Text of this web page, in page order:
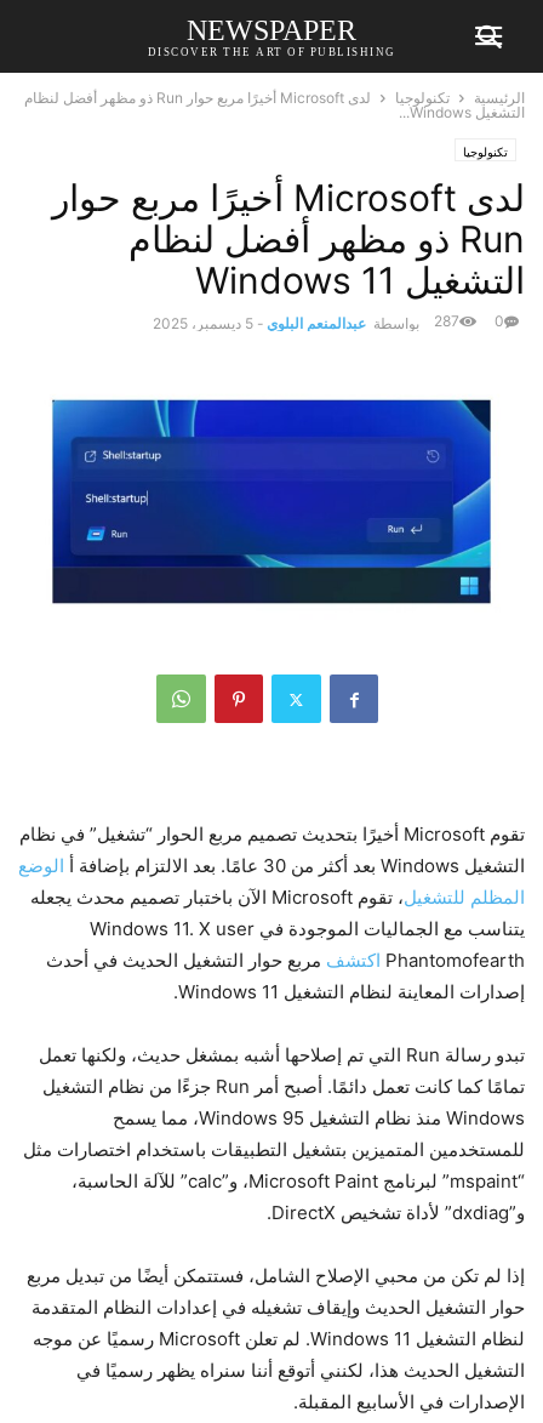
NEWSPAPER
DISCOVER THE ART OF PUBLISHING
الرئيسية تكنولوجيا
لدى Microsoft أخيرًا مربع حوار Run ذو مظهر أفضل لنظام
التشغيل Windows...
تكنولوجيا
لدى Microsoft أخيرًا مربع حوار
Run ذو مظهر أفضل لنظام
التشغيل Windows 11
بواسطة عبدالمنعم البلوي - 5 ديسمبر، 2025 0
287
تقوم Microsoft أخيرًا بتحديث تصميم مربع الحوار “تشغيل” في نظام
التشغيل Windows بعد أكثر من 30 عامًا. بعد الالتزام بإضافة أ
الوضع
المظلم للتشغيل
، تقوم Microsoft الآن باختبار تصميم محدث يجعله
يتناسب مع الجماليات الموجودة في Windows 11. X user
Phantomofearth اكتشف مربع حوار التشغيل الحديث في أحدث
إصدارات المعاينة لنظام التشغيل Windows 11.
تبدو رسالة Run التي تم إصلاحها أشبه بمشغل حديث، ولكنها تعمل
تمامًا كما كانت تعمل دائمًا. أصبح أمر Run جزءًا من نظام التشغيل
Windows منذ نظام التشغيل Windows 95، مما يسمح
للمستخدمين المتميزين بتشغيل التطبيقات باستخدام اختصارات مثل
“mspaint” لبرنامج Microsoft Paint، و”calc” للآلة الحاسبة،
و”dxdiag” لأداة تشخيص DirectX.
إذا لم تكن من محبي الإصلاح الشامل، فستتمكن أيضًا من تبديل مربع
حوار التشغيل الحديث وإيقاف تشغيله في إعدادات النظام المتقدمة
لنظام التشغيل Windows 11. لم تعلن Microsoft رسميًا عن موجه
التشغيل الحديث هذا، لكنني أتوقع أننا سنراه يظهر رسميًا في
الإصدارات في الأسابيع المقبلة.